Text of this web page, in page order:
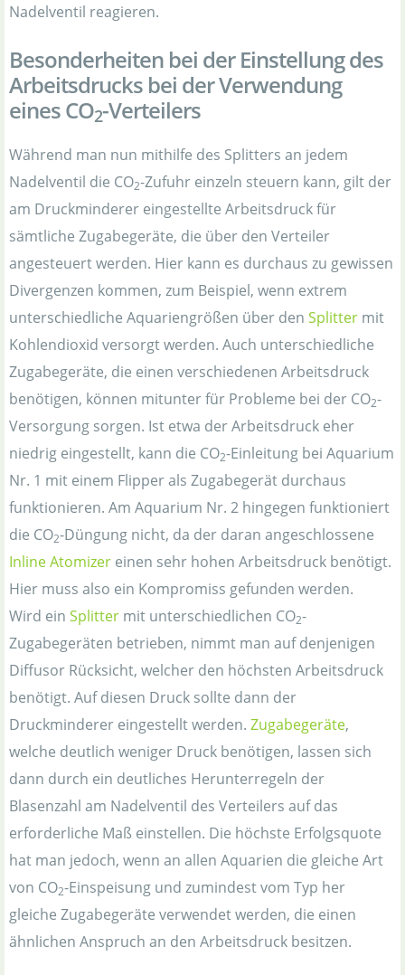
Nadelventil reagieren.
Besonderheiten bei der Einstellung des
Arbeitsdrucks bei der Verwendung
eines CO2-Verteilers
Während man nun mithilfe des Splitters an jedem
Nadelventil die CO2-Zufuhr einzeln steuern kann, gilt der
am Druckminderer eingestellte Arbeitsdruck für
sämtliche Zugabegeräte, die über den Verteiler
angesteuert werden. Hier kann es durchaus zu gewissen
Divergenzen kommen, zum Beispiel, wenn extrem
unterschiedliche Aquariengrößen über den Splitter mit
Kohlendioxid versorgt werden. Auch unterschiedliche
Zugabegeräte, die einen verschiedenen Arbeitsdruck
benötigen, können mitunter für Probleme bei der CO2-
Versorgung sorgen. Ist etwa der Arbeitsdruck eher
niedrig eingestellt, kann die CO2-Einleitung bei Aquarium
Nr. 1 mit einem Flipper als Zugabegerät durchaus
funktionieren. Am Aquarium Nr. 2 hingegen funktioniert
die CO2-Düngung nicht, da der daran angeschlossene
Inline Atomizer einen sehr hohen Arbeitsdruck benötigt.
Hier muss also ein Kompromiss gefunden werden.
Wird ein Splitter mit unterschiedlichen CO2-
Zugabegeräten betrieben, nimmt man auf denjenigen
Diffusor Rücksicht, welcher den höchsten Arbeitsdruck
benötigt. Auf diesen Druck sollte dann der
Druckminderer eingestellt werden. Zugabegeräte,
welche deutlich weniger Druck benötigen, lassen sich
dann durch ein deutliches Herunterregeln der
Blasenzahl am Nadelventil des Verteilers auf das
erforderliche Maß einstellen. Die höchste Erfolgsquote
hat man jedoch, wenn an allen Aquarien die gleiche Art
von CO2-Einspeisung und zumindest vom Typ her
gleiche Zugabegeräte verwendet werden, die einen
ähnlichen Anspruch an den Arbeitsdruck besitzen.